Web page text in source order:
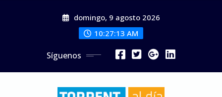
domingo, 9 agosto 2026
10:27:14 AM
Síguenos